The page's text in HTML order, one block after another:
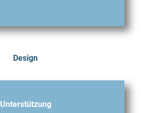
Design
Unterstützung